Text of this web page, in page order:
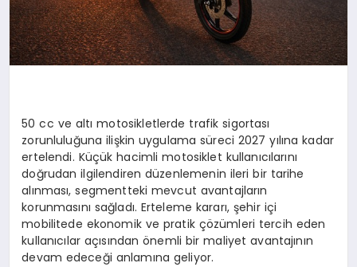
50 cc ve altı motosikletlerde trafik sigortası
zorunluluğuna ilişkin uygulama süreci 2027 yılına kadar
ertelendi. Küçük hacimli motosiklet kullanıcılarını
doğrudan ilgilendiren düzenlemenin ileri bir tarihe
alınması, segmentteki mevcut avantajların
korunmasını sağladı. Erteleme kararı, şehir içi
mobilitede ekonomik ve pratik çözümleri tercih eden
kullanıcılar açısından önemli bir maliyet avantajının
devam edeceği anlamına geliyor.